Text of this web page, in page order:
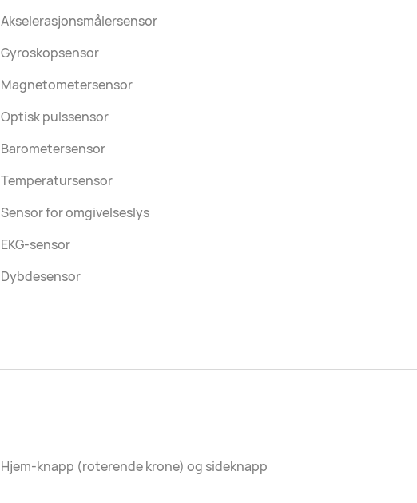
Akselerasjonsmålersensor
Gyroskopsensor
Magnetometersensor
Optisk pulssensor
Barometersensor
Temperatursensor
Sensor for omgivelseslys
EKG-sensor
Dybdesensor
Hjem-knapp (roterende krone) og sideknapp